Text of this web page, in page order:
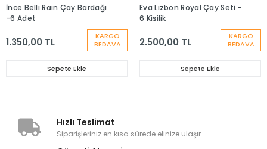
KARGO
BEDAVA
İnce Belli Rain Çay Bardağı
-6 Adet
1.350,00 TL
Sepete Ekle
KARGO
BEDAVA
Eva Lizbon Royal Çay Seti -
6 Kişilik
2.500,00 TL
Sepete Ekle
Hızlı Teslimat
Siparişleriniz en kısa sürede elinize ulaşır.